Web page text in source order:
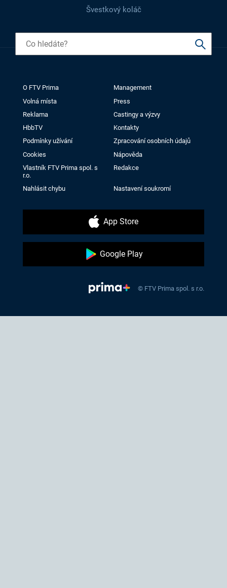
Švestkový koláč
O FTV Prima
Management
Volná místa
Press
Reklama
Castingy a výzvy
HbbTV
Kontakty
Podmínky užívání
Zpracování osobních údajů
Cookies
Nápověda
Vlastník FTV Prima spol. s
r.o.
Redakce
Nahlásit chybu Nastavení soukromí
App Store
Google Play
© FTV Prima spol. s r.o.